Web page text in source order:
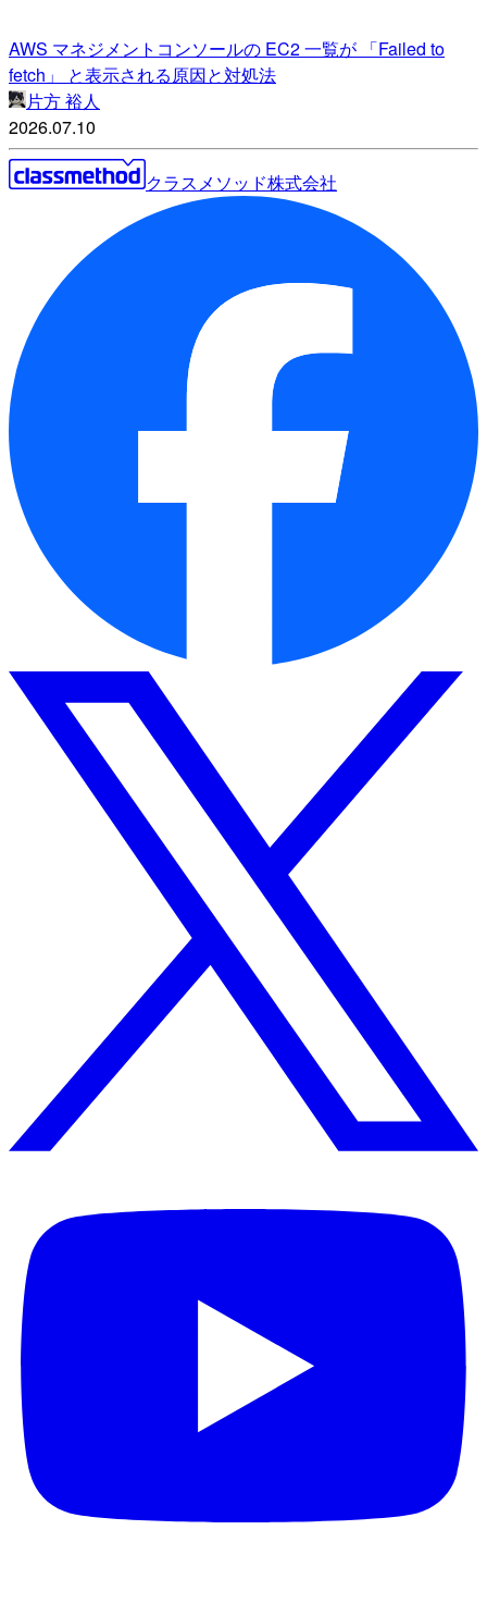
AWS マネジメントコンソールの EC2 一覧が 「Failed to
fetch」 と表示される原因と対処法
片方 裕人
2026.07.10
クラスメソッド株式会社